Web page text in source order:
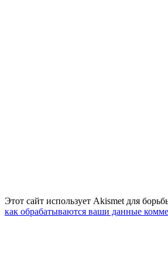
Этот сайт использует Akismet для
как обрабатываются ваши данные